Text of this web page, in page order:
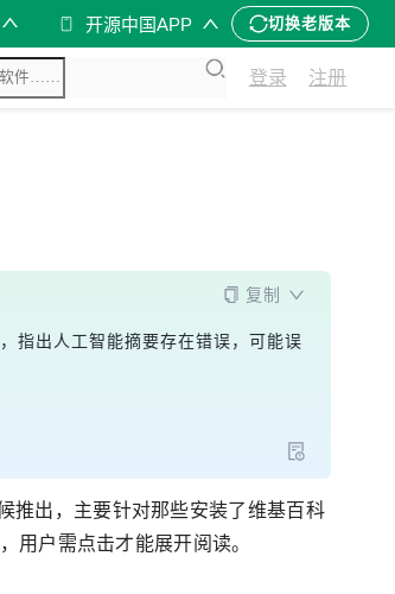
开源中国APP 切换老版本
登录 注册
复制
指出人工智能摘要存在错误，可能误
推出，主要针对那些安装了维基百科
用户需点击才能展开阅读。